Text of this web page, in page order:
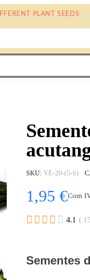
PLANT SEEDS
SKU VE-20-(5-S)
1,95 €Com
     4.1 (
Sementes